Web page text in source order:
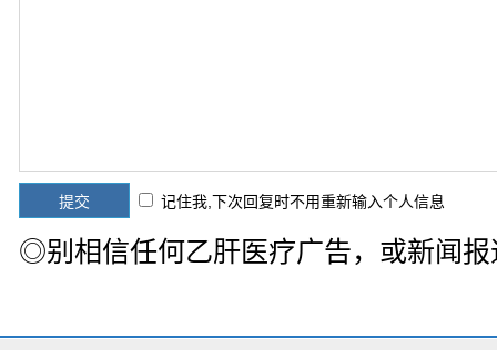
记住我,下次回复时不用重新输入个人信息
◎别相信任何乙肝医疗广告，或新闻报